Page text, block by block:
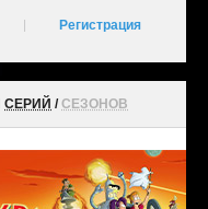
Регистрация
СЕРИЙ /СЕЗОНОВ